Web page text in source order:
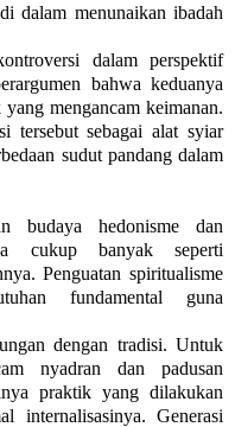
dalam menunaikan ibadah
dalam perspektif
bahwa keduanya
mengancam keimanan.
tersebut sebagai alat syiar
sudut pandang dalam
budaya hedonisme dan
cukup banyak seperti
Penguatan spiritualisme
fundamental guna
dengan tradisi. Untuk
nyadran dan padusan
praktik yang dilakukan
internalisasinya. Generasi